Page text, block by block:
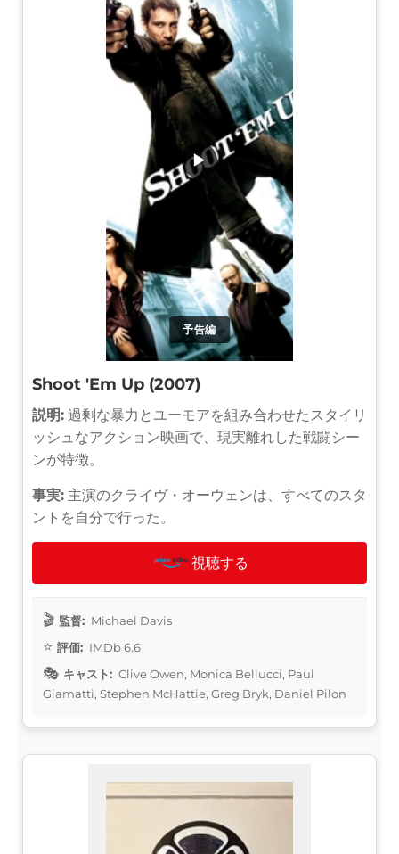
予告編
▶
Shoot 'Em Up (2007)
説明: 過剰な暴力とユーモアを組み合わせたスタイリ
ッシュなアクション映画で、現実離れした戦闘シー
ンが特徴。
事実: 主演のクライヴ・オーウェンは、すべてのスタ
ントを自分で行った。
視聴する
監督: Michael Davis
評価: IMDb 6.6
キャスト: Clive Owen, Monica Bellucci, Paul
Giamatti, Stephen McHattie, Greg Bryk, Daniel Pilon